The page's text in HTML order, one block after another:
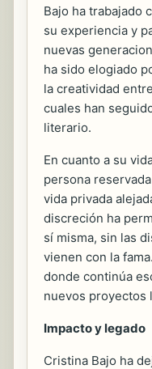
Bajo ha trabajado
su experiencia y
nuevas
ha sido elogiado
la creatividad
cuales han
literario.
En cuanto a su
persona
vida privada
discreción ha
sí misma, sin las
vienen con la
donde continúa
nuevos proyectos
Impacto y legado
Cristina Bajo ha